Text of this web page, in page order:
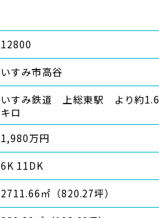
12800
いすみ市高谷
いすみ鉄道 上総東駅 より約1.6
キロ
1,980万円
6K 11DK
2711.66㎡（820.27坪）